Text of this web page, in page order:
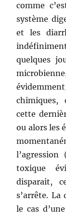
comme
système
et les
quelques
chimiques,
cette
ou alors les
toxique
disparait,
s’arrête. La
le cas